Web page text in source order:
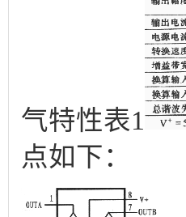
气特性表1
点如下：